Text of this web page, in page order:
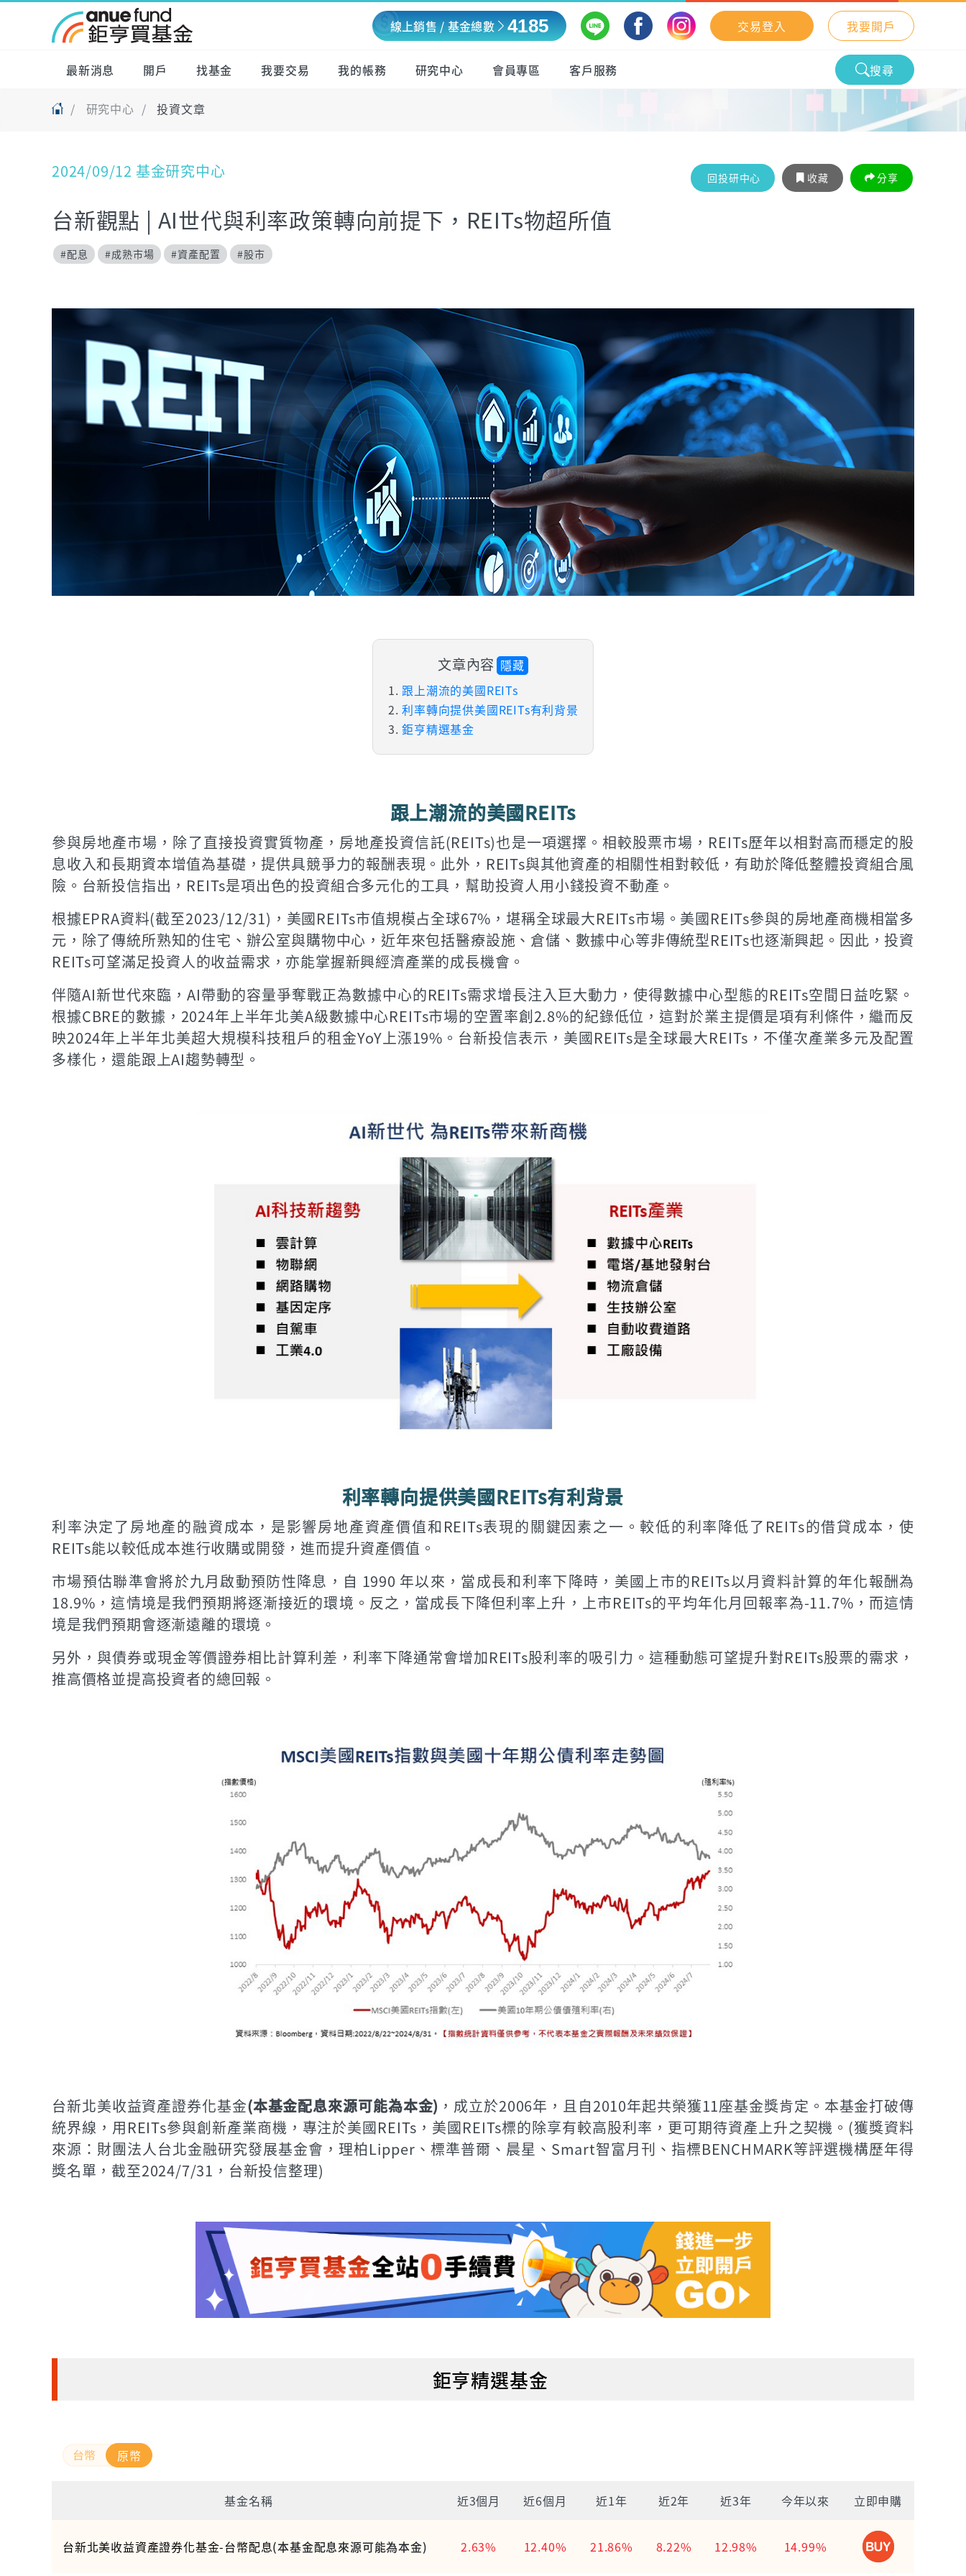
線上銷售 / 基金總數 4185 交易登入 我要開戶
最新消息 開戶 找基金 我要交易 我的帳務 研究中心 會員專區 客戶服務 搜尋
研究中心 投資文章
2024/09/12 基金研究中心 回投研中心 收藏 分享
台新觀點 | AI世代與利率政策轉向前提下，REITs物超所值
#配息 #成熟市場 #資產配置 #股市
文章內容 隱藏
跟上潮流的美國REITs
利率轉向提供美國REITs有利背景
鉅亨精選基金
跟上潮流的美國REITs
參與房地產市場，除了直接投資實質物產，房地產投資信託(REITs)也是一項選擇。相較股票市場，REITs歷年以相對高而穩定的股
息收入和長期資本增值為基礎，提供具競爭力的報酬表現。此外，REITs與其他資產的相關性相對較低，有助於降低整體投資組合風
險。台新投信指出，REITs是項出色的投資組合多元化的工具，幫助投資人用小錢投資不動產。
根據EPRA資料(截至2023/12/31)，美國REITs市值規模占全球67%，堪稱全球最大REITs市場。美國REITs參與的房地產商機相當多
元，除了傳統所熟知的住宅、辦公室與購物中心，近年來包括醫療設施、倉儲、數據中心等非傳統型REITs也逐漸興起。因此，投資
REITs可望滿足投資人的收益需求，亦能掌握新興經濟產業的成長機會。
伴隨AI新世代來臨，AI帶動的容量爭奪戰正為數據中心的REITs需求增長注入巨大動力，使得數據中心型態的REITs空間日益吃緊。
根據CBRE的數據，2024年上半年北美A級數據中心REITs市場的空置率創2.8%的紀錄低位，這對於業主提價是項有利條件，繼而反
映2024年上半年北美超大規模科技租戶的租金YoY上漲19%。台新投信表示，美國REITs是全球最大REITs，不僅次產業多元及配置
多樣化，還能跟上AI趨勢轉型。
利率轉向提供美國REITs有利背景
利率決定了房地產的融資成本，是影響房地產資產價值和REITs表現的關鍵因素之一。較低的利率降低了REITs的借貸成本，使
REITs能以較低成本進行收購或開發，進而提升資產價值。
市場預估聯準會將於九月啟動預防性降息，自 1990 年以來，當成長和利率下降時，美國上市的REITs以月資料計算的年化報酬為
18.9%，這情境是我們預期將逐漸接近的環境。反之，當成長下降但利率上升，上市REITs的平均年化月回報率為-11.7%，而這情
境是我們預期會逐漸遠離的環境。
另外，與債券或現金等價證券相比計算利差，利率下降通常會增加REITs股利率的吸引力。這種動態可望提升對REITs股票的需求，
推高價格並提高投資者的總回報。
台新北美收益資產證券化基金(本基金配息來源可能為本金) ，成立於2006年，且自2010年起共榮獲11座基金獎肯定。本基金打破傳
統界線，用REITs參與創新產業商機，專注於美國REITs，美國REITs標的除享有較高股利率，更可期待資產上升之契機。(獲獎資料
來源：財團法人台北金融研究發展基金會，理柏Lipper、標準普爾、晨星、Smart智富月刊、指標BENCHMARK等評選機構歷年得
獎名單，截至2024/7/31，台新投信整理)
鉅亨精選基金
原幣
基金名稱 近3個月 近6個月 近1年 近2年 近3年 今年以來 立即申購
台新北美收益資產證券化基金-台幣配息(本基金配息來源可能為本金) 2.63% 12.40% 21.86% 8.22% 12.98% 14.99%